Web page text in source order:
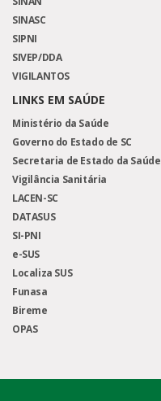
SINASC
SIPNI
SIVEP/DDA
VIGILANTOS
LINKS EM SAÚDE
Ministério da Saúde
Governo do Estado de SC
Secretaria de Estado da Saúde
Vigilância Sanitária
LACEN-SC
DATASUS
SI-PNI
e-SUS
Localiza SUS
Funasa
Bireme
OPAS